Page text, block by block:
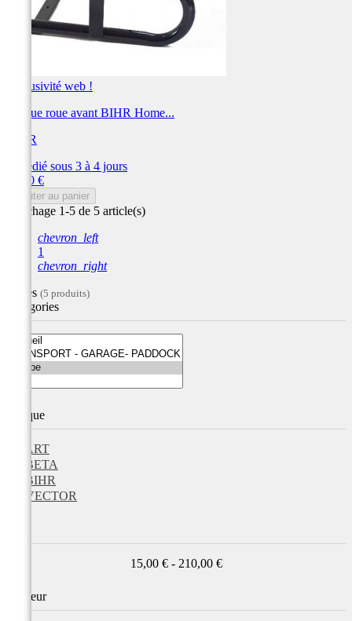
Exclusivité web !
Bloque roue avant BIHR Home...
BIHR
Expédié sous 3 à 4 jours
31,80 €
Ajouter au panier
Affichage 1-5 de 5 article(s)
chevron_left
1
chevron_right
Filtres (5 produits)
Catégories
Marque
ART
BETA
BIHR
VECTOR
15,00 € - 210,00 €
Couleur